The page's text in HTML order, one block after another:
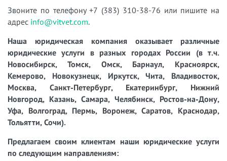
Звоните по телефону +7 (383) 310-38-76 или пишите на
адрес info@vitvet.com.
Наша юридическая компания оказывает различные
юридические услуги в разных городах России (в т.ч.
Новосибирск, Томск, Омск, Барнаул, Красноярск,
Кемерово, Новокузнецк, Иркутск, Чита, Владивосток,
Москва, Санкт-Петербург, Екатеринбург, Нижний
Новгород, Казань, Самара, Челябинск, Ростов-на-Дону,
Уфа, Волгоград, Пермь, Воронеж, Саратов, Краснодар,
Тольятти, Сочи).
Предлагаем своим клиентам наши юридические услуги
по следующим направлениям: